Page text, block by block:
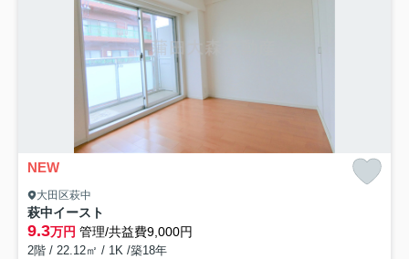
NEW
大田区萩中
萩中イースト
9.3万円 管理/共益費9,000円
2階 / 22.12㎡ / 1K /築18年